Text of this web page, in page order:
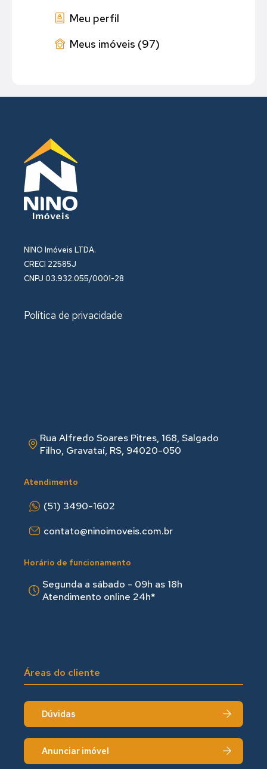
Meu perfil
Meus imóveis (97)
NINO Imóveis LTDA.
CRECI 22585J
CNPJ 03.932.055/0001-28
Política de privacidade
Rua Alfredo Soares Pitres, 168, Salgado
Filho, Gravataí, RS, 94020-050
Atendimento
(51) 3490-1602
contato@ninoimoveis.com.br
Horário de funcionamento
Segunda a sábado - 09h as 18hㅤㅤ
Atendimento online 24h*
Áreas do cliente
Dúvidas
Anunciar imóvel